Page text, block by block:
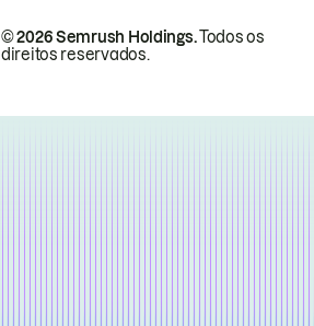
© 2026 Semrush Holdings.Todos os
direitos reservados.